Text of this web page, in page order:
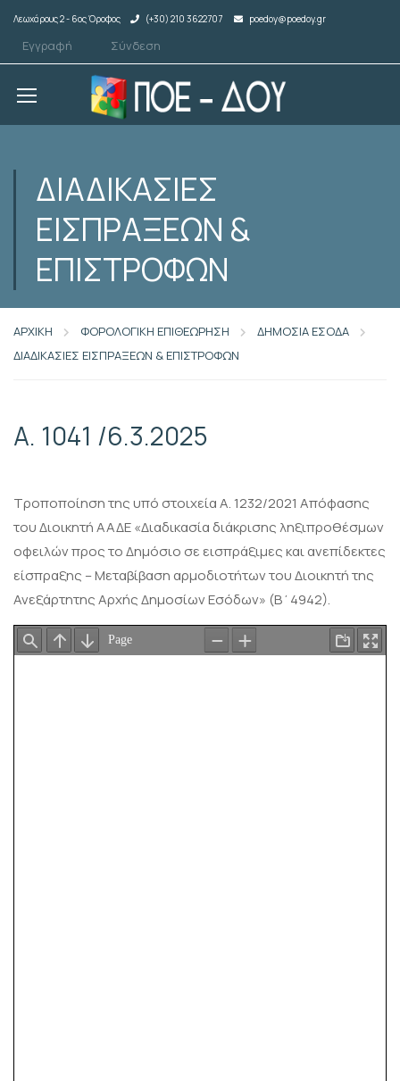
Λεωχάρους 2 - 6ος Όροφος (+30) 210 3622707 poedoy@poedoy.gr
Εγγραφή Σύνδεση
ΔΙΑΔΙΚΑΣΙΕΣ
ΕΙΣΠΡΑΞΕΩΝ &
ΕΠΙΣΤΡΟΦΩΝ
ΑΡΧΙΚΗ ΦΟΡΟΛΟΓΙΚΗ ΕΠΙΘΕΩΡΗΣΗ
ΔΗΜΟΣΙΑ ΕΣΟΔΑ
ΔΙΑΔΙΚΑΣΙΕΣ ΕΙΣΠΡΑΞΕΩΝ & ΕΠΙΣΤΡΟΦΩΝ
A. 1041 /6.3.2025
Tροποποίηση της υπό στοιχεία Α. 1232/2021 Απόφασης
του Διοικητή ΑΑΔΕ «Διαδικασία διάκρισης ληξιπροθέσμων
οφειλών προς το Δημόσιο σε εισπράξιμες και ανεπίδεκτες
είσπραξης – Μεταβίβαση αρμοδιοτήτων του Διοικητή της
Ανεξάρτητης Αρχής Δημοσίων Εσόδων» (Β΄4942).